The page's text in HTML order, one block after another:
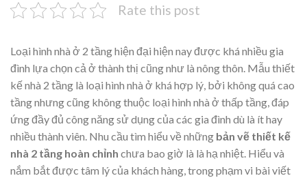
Rate this post
Loại hình nhà ở 2 tầng hiện đại hiện nay được khá nhiều gia
đình lựa chọn cả ở thành thị cũng như là nông thôn. Mẫu thiết
kế nhà 2 tầng là loại hình nhà ở khá hợp lý, bởi không quá cao
tầng nhưng cũng không thuộc loại hình nhà ở thấp tầng, đáp
ứng đầy đủ công năng sử dụng của các gia đình dù là ít hay
nhiều thành viên. Nhu cầu tìm hiểu về những bản vẽ thiết kế
nhà 2 tầng hoàn chỉnh chưa bao giờ là là hạ nhiệt. Hiểu và
nắm bắt được tâm lý của khách hàng, trong phạm vi bài viết